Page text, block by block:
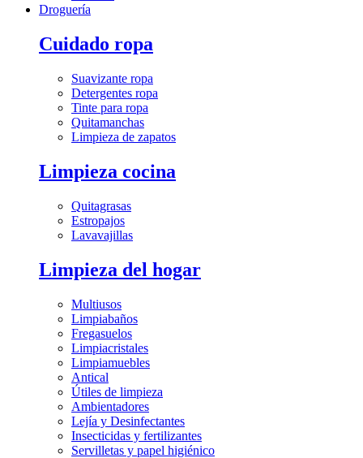
Droguería
Cuidado ropa
Suavizante ropa
Detergentes ropa
Tinte para ropa
Quitamanchas
Limpieza de zapatos
Limpieza cocina
Quitagrasas
Estropajos
Lavavajillas
Limpieza del hogar
Multiusos
Limpiabaños
Fregasuelos
Limpiacristales
Limpiamuebles
Antical
Útiles de limpieza
Ambientadores
Lejía y Desinfectantes
Insecticidas y fertilizantes
Servilletas y papel higiénico